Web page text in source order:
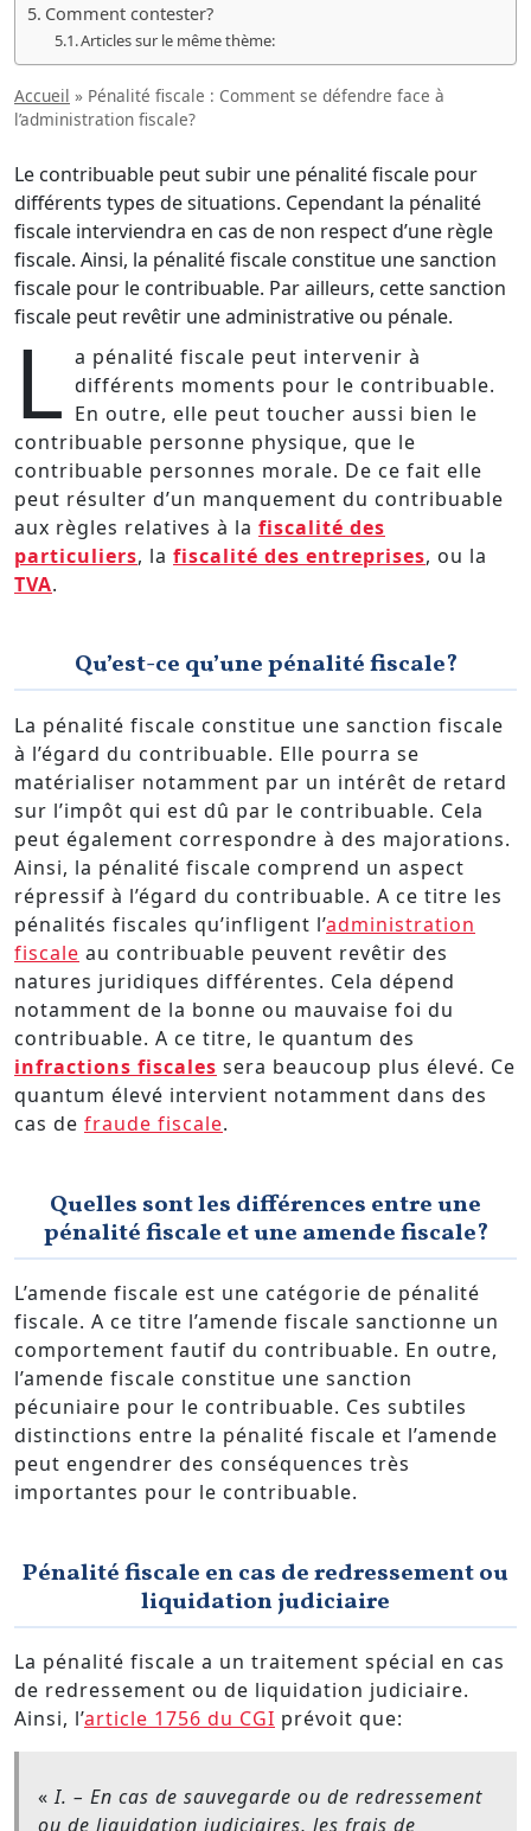
Comment contester?
Articles sur le même thème:
Accueil » Pénalité fiscale : Comment se défendre face à
l’administration fiscale?
Le contribuable peut subir une pénalité fiscale pour
différents types de situations. Cependant la pénalité
fiscale interviendra en cas de non respect d’une règle
fiscale. Ainsi, la pénalité fiscale constitue une sanction
fiscale pour le contribuable. Par ailleurs, cette sanction
fiscale peut revêtir une administrative ou pénale.
L a pénalité fiscale peut intervenir à
différents moments pour le contribuable.
En outre, elle peut toucher aussi bien le
contribuable personne physique, que le
contribuable personnes morale. De ce fait elle
peut résulter d’un manquement du contribuable
aux règles relatives à la fiscalité des
particuliers, la fiscalité des entreprises, ou la
TVA.
Qu’est-ce qu’une pénalité fiscale?
La pénalité fiscale constitue une sanction fiscale
à l’égard du contribuable. Elle pourra se
matérialiser notamment par un intérêt de retard
sur l’impôt qui est dû par le contribuable. Cela
peut également correspondre à des majorations.
Ainsi, la pénalité fiscale comprend un aspect
répressif à l’égard du contribuable. A ce titre les
pénalités fiscales qu’infligent l’administration
fiscale au contribuable peuvent revêtir des
natures juridiques différentes. Cela dépend
notamment de la bonne ou mauvaise foi du
contribuable. A ce titre, le quantum des
infractions fiscales sera beaucoup plus élevé. Ce
quantum élevé intervient notamment dans des
cas de fraude fiscale.
Quelles sont les différences entre une
pénalité fiscale et une amende fiscale?
L’amende fiscale est une catégorie de pénalité
fiscale. A ce titre l’amende fiscale sanctionne un
comportement fautif du contribuable. En outre,
l’amende fiscale constitue une sanction
pécuniaire pour le contribuable. Ces subtiles
distinctions entre la pénalité fiscale et l’amende
peut engendrer des conséquences très
importantes pour le contribuable.
Pénalité fiscale en cas de redressement ou
liquidation judiciaire
La pénalité fiscale a un traitement spécial en cas
de redressement ou de liquidation judiciaire.
Ainsi, l’article 1756 du CGI prévoit que:
«I. – En cas de sauvegarde ou de redressement
ou de liquidation judiciaires, les frais de